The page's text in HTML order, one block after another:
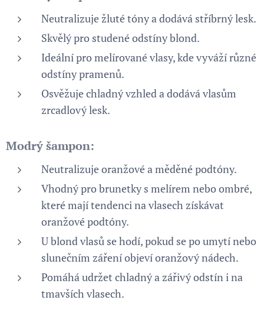
Neutralizuje žluté tóny a dodává stříbrný lesk.
Skvělý pro studené odstíny blond.
Ideální pro melírované vlasy, kde vyváží různé
odstíny pramenů.
Osvěžuje chladný vzhled a dodává vlasům
zrcadlový lesk.
Modrý šampon:
Neutralizuje oranžové a měděné podtóny.
Vhodný pro brunetky s melírem nebo ombré,
které mají tendenci na vlasech získávat
oranžové podtóny.
U blond vlasů se hodí, pokud se po umytí nebo
slunečním záření objeví oranžový nádech.
Pomáhá udržet chladný a zářivý odstín i na
tmavších vlasech.